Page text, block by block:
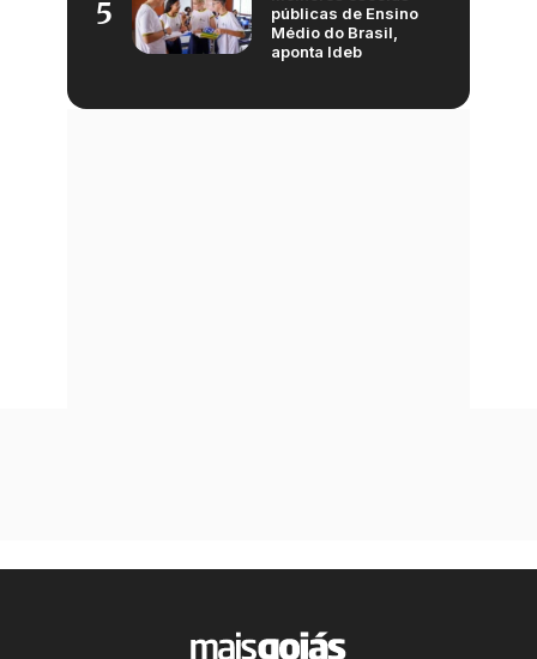
5
públicas de Ensino
Médio do Brasil,
aponta Ideb